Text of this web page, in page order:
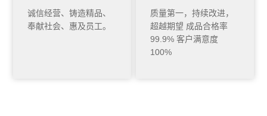
诚信经营、铸造精品、
奉献社会、惠及员工。
质量第一，持续改进，
超越期望 成品合格率
99.9% 客户满意度
100%